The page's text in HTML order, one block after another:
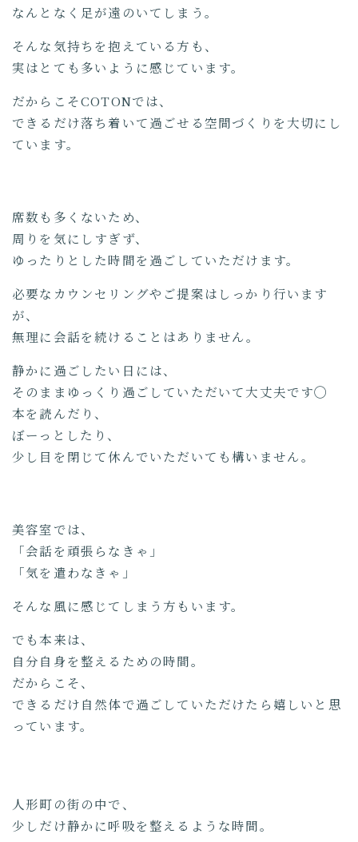
なんとなく足が遠のいてしまう。
そんな気持ちを抱えている方も、
実はとても多いように感じています。
だからこそCOTONでは、
できるだけ落ち着いて過ごせる空間づくりを大切にし
ています。
席数も多くないため、
周りを気にしすぎず、
ゆったりとした時間を過ごしていただけます。
必要なカウンセリングやご提案はしっかり行います
が、
無理に会話を続けることはありません。
静かに過ごしたい日には、
そのままゆっくり過ごしていただいて大丈夫です◯
本を読んだり、
ぼーっとしたり、
少し目を閉じて休んでいただいても構いません。
美容室では、
「会話を頑張らなきゃ」
「気を遣わなきゃ」
そんな風に感じてしまう方もいます。
でも本来は、
自分自身を整えるための時間。
だからこそ、
できるだけ自然体で過ごしていただけたら嬉しいと思
っています。
人形町の街の中で、
少しだけ静かに呼吸を整えるような時間。